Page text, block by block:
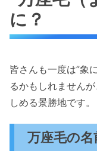
万座毛の楽し
万座毛への
車での
路線バス
万座毛周辺
万座毛巡り
に？
皆さんも一度は”象
るかもしれませんが
しめる景勝地です。
万座毛の名